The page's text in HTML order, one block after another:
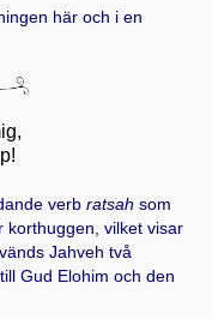
här och i en
verb ratsah som
korthuggen, vilket visar
Jahveh två
Gud Elohim och den